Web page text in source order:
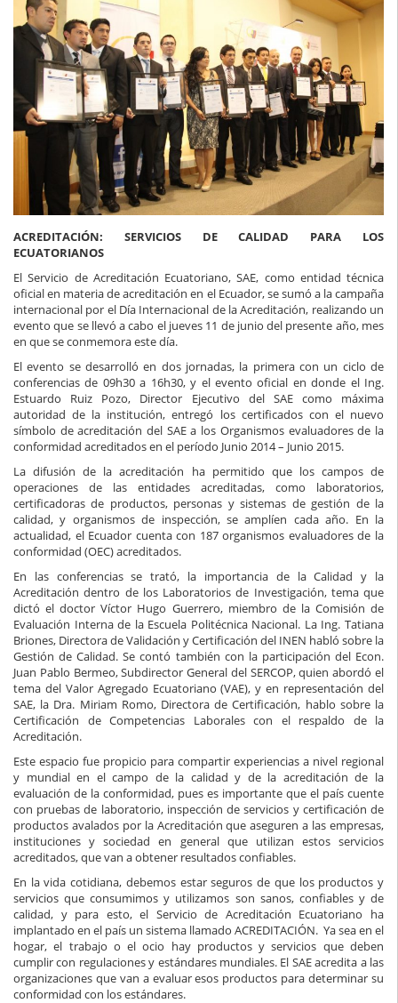
ACREDITACIÓN: SERVICIOS DE CALIDAD PARA LOS
ECUATORIANOS
El Servicio de Acreditación Ecuatoriano, SAE, como entidad técnica
oficial en materia de acreditación en el Ecuador, se sumó a la campaña
internacional por el Día Internacional de la Acreditación, realizando un
evento que se llevó a cabo el jueves 11 de junio del presente año, mes
en que se conmemora este día.
El evento se desarrolló en dos jornadas, la primera con un ciclo de
conferencias de 09h30 a 16h30, y el evento oficial en donde el Ing.
Estuardo Ruiz Pozo, Director Ejecutivo del SAE como máxima
autoridad de la institución, entregó los certificados con el nuevo
símbolo de acreditación del SAE a los Organismos evaluadores de la
conformidad acreditados en el período Junio 2014 – Junio 2015.
La difusión de la acreditación ha permitido que los campos de
operaciones de las entidades acreditadas, como laboratorios,
certificadoras de productos, personas y sistemas de gestión de la
calidad, y organismos de inspección, se amplíen cada año. En la
actualidad, el Ecuador cuenta con 187 organismos evaluadores de la
conformidad (OEC) acreditados.
En las conferencias se trató, la importancia de la Calidad y la
Acreditación dentro de los Laboratorios de Investigación, tema que
dictó el doctor Víctor Hugo Guerrero, miembro de la Comisión de
Evaluación Interna de la Escuela Politécnica Nacional. La Ing. Tatiana
Briones, Directora de Validación y Certificación del INEN habló sobre la
Gestión de Calidad. Se contó también con la participación del Econ.
Juan Pablo Bermeo, Subdirector General del SERCOP, quien abordó el
tema del Valor Agregado Ecuatoriano (VAE), y en representación del
SAE, la Dra. Miriam Romo, Directora de Certificación, hablo sobre la
Certificación de Competencias Laborales con el respaldo de la
Acreditación.
Este espacio fue propicio para compartir experiencias a nivel regional
y mundial en el campo de la calidad y de la acreditación de la
evaluación de la conformidad, pues es importante que el país cuente
con pruebas de laboratorio, inspección de servicios y certificación de
productos avalados por la Acreditación que aseguren a las empresas,
instituciones y sociedad en general que utilizan estos servicios
acreditados, que van a obtener resultados confiables.
En la vida cotidiana, debemos estar seguros de que los productos y
servicios que consumimos y utilizamos son sanos, confiables y de
calidad, y para esto, el Servicio de Acreditación Ecuatoriano ha
implantado en el país un sistema llamado ACREDITACIÓN. Ya sea en el
hogar, el trabajo o el ocio hay productos y servicios que deben
cumplir con regulaciones y estándares mundiales. El SAE acredita a las
organizaciones que van a evaluar esos productos para determinar su
conformidad con los estándares.